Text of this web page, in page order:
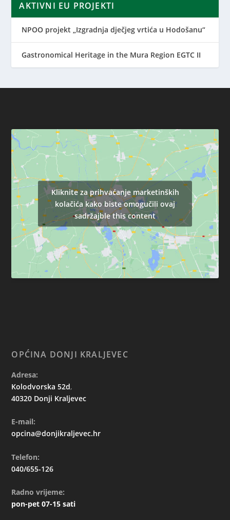
AKTIVNI EU PROJEKTI
NPOO projekt „Izgradnja dječjeg vrtića u Hodošanu“
Gastronomical Heritage in the Mura Region EGTC II
Kliknite za prihvaćanje marketinških
kolačića kako biste omogučili ovaj
sadržajble this content
OPĆINA DONJI KRALJEVEC
Adresa:
Kolodvorska 52d,
40320 Donji Kraljevec
E-mail:
opcina@donjikraljevec.hr
Telefon:
040/655-126
Radno vrijeme:
pon-pet 07-15 sati